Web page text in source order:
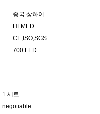
중국 상하이
HFMED
CE,ISO,SGS
700 LED
1 세트
negotiable